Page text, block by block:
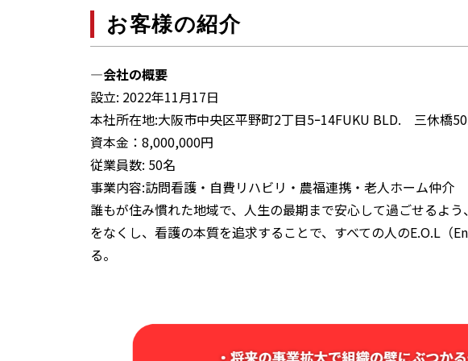
お客様の紹介
―会社の概要
設立: 2022年11月17日
本社所在地:大阪市中央区平野町2丁目5ｰ14FUKU BLD. 三休橋
資本金：8,000,000円
従業員数: 50名
事業内容:訪問看護・自費リハビリ・農福連携・老人ホーム仲介
誰もが住み慣れた地域で、人生の最期まで安心して過ごせるよ
をなくし、看護の本質を追求することで、すべての人のE.O.L（
る。